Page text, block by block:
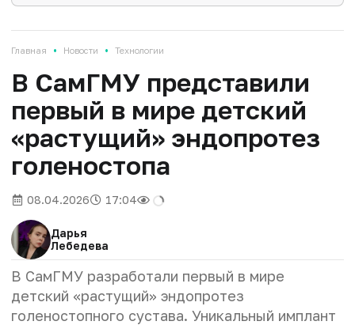
Главная • Новости • Технологии
В СамГМУ представили
первый в мире детский
«растущий» эндопротез
голеностопа
08.04.2026 17:04
Дарья
Лебедева
В СамГМУ разработали первый в мире
детский «растущий» эндопротез
голеностопного сустава. Уникальный имплант